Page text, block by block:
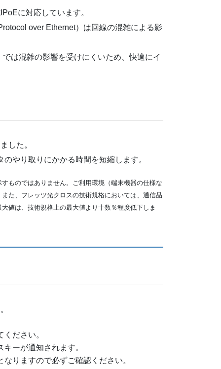
に対応しています。
over Ethernet）は回線の混雑による影
は混雑の影響を受けにくいため、快適にイ
した。
やり取りにかかる時間を短縮します。
ものではありません。ご利用環境（端末機器の仕様な
た、フレッツ光クロスの技術規格においては、通信品
値は、技術規格上の最大値より十数％程度低下しま
ださい。
ーが通知されます。
りますので必ずご確認ください。